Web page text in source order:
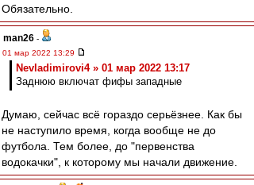
Обязательно.
man26 -
01 мар 2022 13:29
Nevladimirovi4 » 01 мар 2022 13:17
Заднюю включат фифы западные
Думаю, сейчас всё гораздо серьёзнее. Как бы
не наступило время, когда вообще не до
футбола. Тем более, до "первенства
водокачки", к которому мы начали движение.